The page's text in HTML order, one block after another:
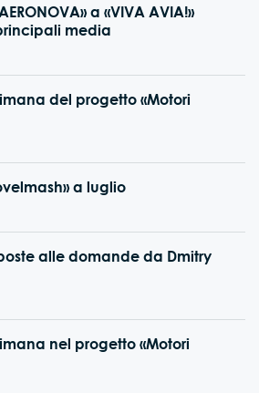
a «VIVA AVIA!»
media
del progetto «Motori
a luglio
alle domande da Dmitry
nel progetto «Motori